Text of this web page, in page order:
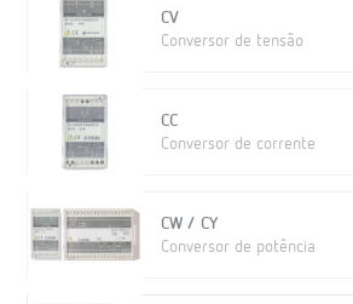
CV
Conversor de tensão
CC
Conversor de corrente
CW / CY
Conversor de potência